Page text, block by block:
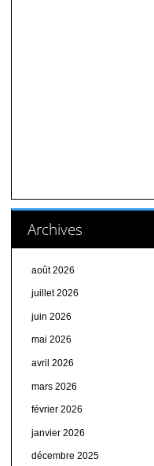
Archives
août 2026
juillet 2026
juin 2026
mai 2026
avril 2026
mars 2026
février 2026
janvier 2026
décembre 2025